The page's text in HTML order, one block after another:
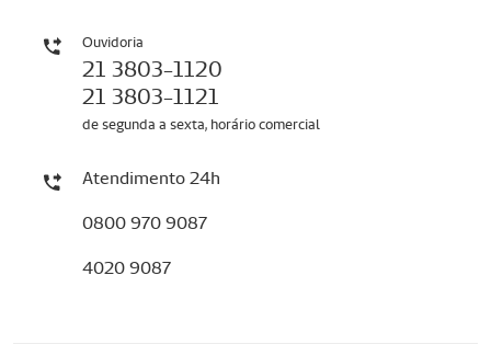
Ouvidoria
21 3803-1120
21 3803-1121
de segunda a sexta, horário comercial
Atendimento 24h
0800 970 9087
4020 9087